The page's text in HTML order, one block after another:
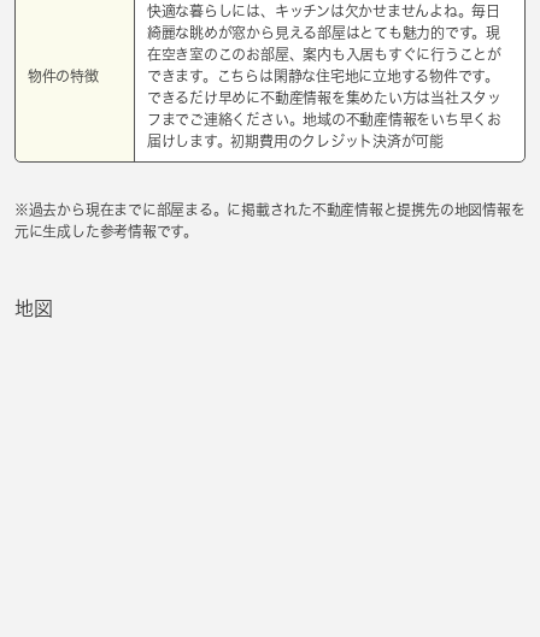
物件の特徴
快適な暮らしには、キッチンは欠かせませんよね。毎日
綺麗な眺めが窓から見える部屋はとても魅力的です。現
在空き室のこのお部屋、案内も入居もすぐに行うことが
できます。こちらは閑静な住宅地に立地する物件です。
できるだけ早めに不動産情報を集めたい方は当社スタッ
フまでご連絡ください。地域の不動産情報をいち早くお
届けします。初期費用のクレジット決済が可能
※過去から現在までに部屋まる。に掲載された不動産情報と提携先の地図情報を
元に生成した参考情報です。
地図